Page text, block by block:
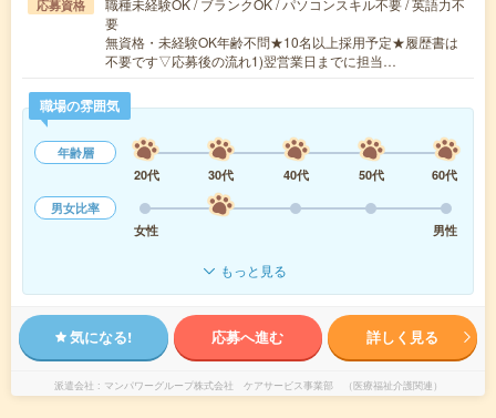
応募資格
職種未経験OK / ブランクOK / パソコンスキル不要 / 英語力不
要
無資格・未経験OK年齢不問★10名以上採用予定★履歴書は
不要です▽応募後の流れ1)翌営業日までに担当…
職場の雰囲気
年齢層
20代
30代 40代 50代
60代
男女比率
女性
男性
もっと見る
気になる! 応募へ進む 詳しく見る
派遣会社 マンパワーグループ株式会社 ケアサービス事業部 （医療福祉介護関連）